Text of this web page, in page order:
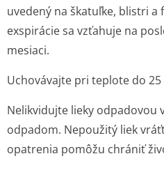
uvedený na škatuľke, blistri a
exspirácie sa vzťahuje na
mesiaci.
Uchovávajte pri teplote do 25
Nelikvidujte lieky odpadovou
odpadom. Nepoužitý liek
opatrenia pomôžu chrániť